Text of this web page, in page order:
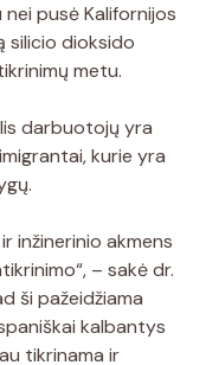
pusė Kalifornijos
silicio dioksido
metu.
darbuotojų yra
kurie yra
inžinerinio akmens
– sakė dr.
ši pažeidžiama
kalbantys
tikrinama ir